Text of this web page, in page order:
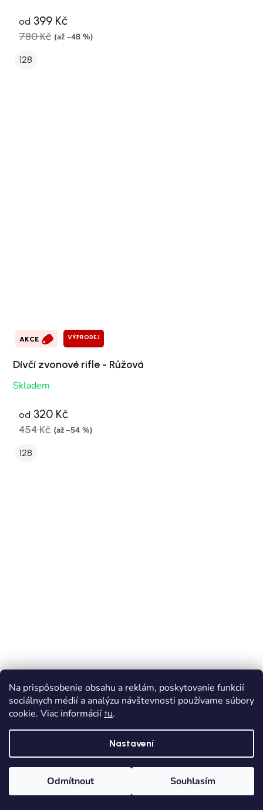
Na prispôsobenie obsahu a reklám, poskytovanie funkcií
sociálnych médií a analýzu návštevnosti používame súbory
cookie. Viac informácií tu.
Nastavení
Odmítnout Souhlasím
od 399 Kč
780 Kč (až –48 %)
128
AKCE VÝPRODEJ
Dívčí zvonové rifle - Růžová
Skladem
od 320 Kč
454 Kč (až –54 %)
128
AKCE VÝPRODEJ
MAYORAL dívčí široké rifle - Černá
Skladem